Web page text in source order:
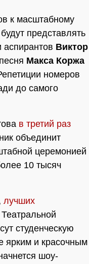
к масштабному
представлять
аспирантов Виктор
Макса Коржа
номеров
до самого
в третий раз
объединит
церемонией
10 тысяч
лучших
студенческую
ярким и красочным
шоу-